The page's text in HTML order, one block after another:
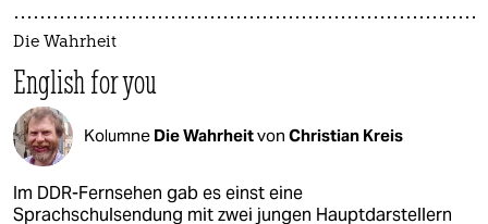
Die Wahrheit
English for you
Kolumne Die Wahrheitvon Christian Kreis
Im DDR-Fernsehen gab es einst eine
Sprachschulsendung mit zwei jungen Hauptdarstellern